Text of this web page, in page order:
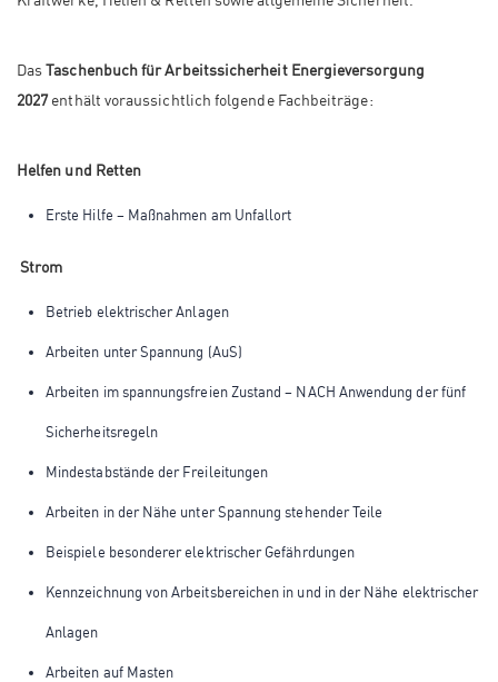
DasTaschenbuch für Arbeitssicherheit Energieversorgung
2027enthält voraussichtlich folgende Fachbeiträge:
Helfen und Retten
Erste Hilfe – Maßnahmen am Unfallort
Strom
Betrieb elektrischer Anlagen
Arbeiten unter Spannung (AuS)
Arbeiten im spannungsfreien Zustand – NACH Anwendung der fünf
Sicherheitsregeln
Mindestabstände der Freileitungen
Arbeiten in der Nähe unter Spannung stehender Teile
Beispiele besonderer elektrischer Gefährdungen
Kennzeichnung von Arbeitsbereichen in und in der Nähe elektrischer
Anlagen
Arbeiten auf Masten